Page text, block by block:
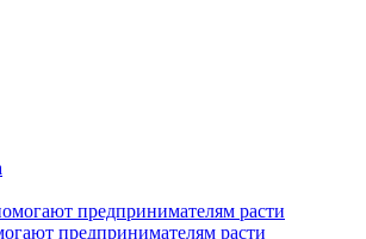
предпринимателям расти